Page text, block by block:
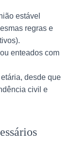
estável
regras e
enteados com
desde que
civil e